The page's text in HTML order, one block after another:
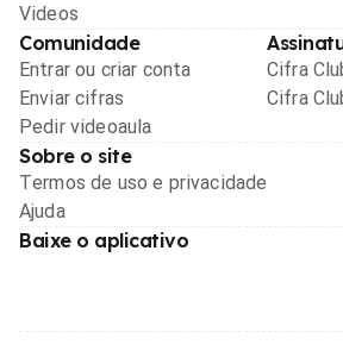
Videos
Comunidade
Entrar ou criar conta
Enviar cifras
Pedir videoaula
Cifra
Cifra
Sobre o site
Termos de uso e privacidade
Ajuda
Baixe o aplicativo